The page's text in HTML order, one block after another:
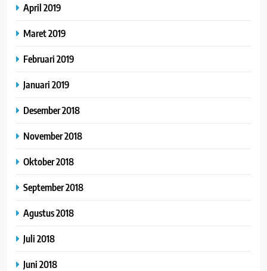
April 2019
Maret 2019
Februari 2019
Januari 2019
Desember 2018
November 2018
Oktober 2018
September 2018
Agustus 2018
Juli 2018
Juni 2018